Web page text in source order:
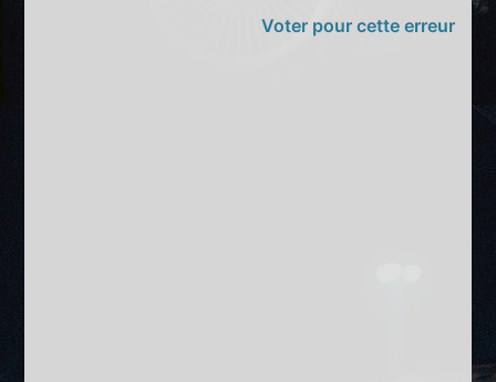
Voter pour cette erreur